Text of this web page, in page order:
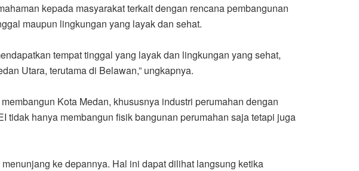
kepada masyarakat terkait dengan rencana pembangunan
maupun lingkungan yang layak dan sehat.
tempat tinggal yang layak dan lingkungan yang sehat,
Utara, terutama di Belawan,” ungkapnya.
Kota Medan, khususnya industri perumahan dengan
tidak hanya membangun fisik bangunan perumahan saja tetapi juga
ke depannya. Hal ini dapat dilihat langsung ketika